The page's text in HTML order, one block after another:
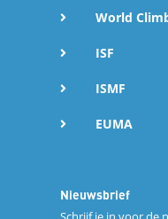
World
ISF
ISMF
EUMA
Nieuwsbrief